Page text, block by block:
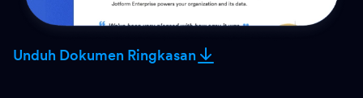
Unduh Dokumen Ringkasan